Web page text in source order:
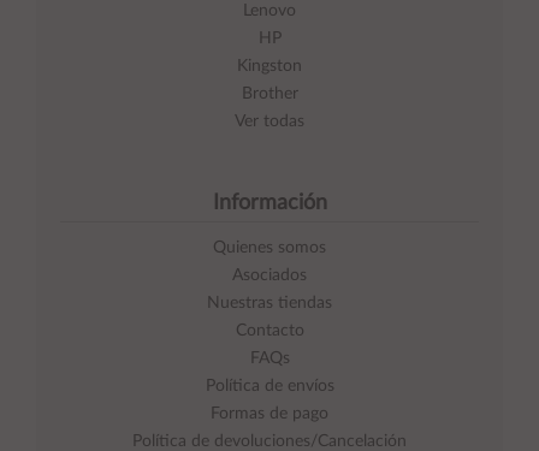
Lenovo
HP
Kingston
Brother
Ver todas
Información
Quienes somos
Asociados
Nuestras tiendas
Contacto
FAQs
Política de envíos
Formas de pago
Política de devoluciones/Cancelación